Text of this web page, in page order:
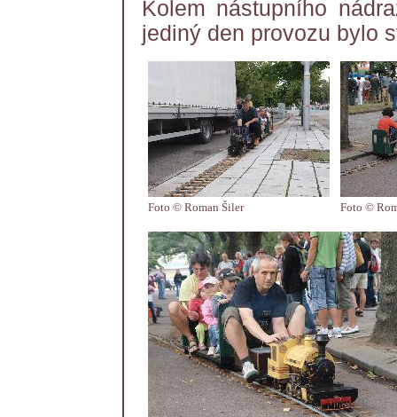
Kolem nástupního
jediný den provozu bylo
Foto © Roman Šiler Foto ©